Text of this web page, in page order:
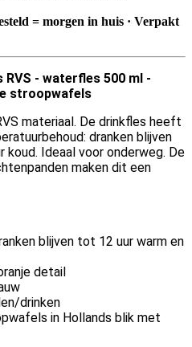
= morgen in huis · Verpakt
RVS - waterfles 500 ml -
stroopwafels
materiaal. De drinkfles heeft
dranken blijven
Ideaal voor onderweg. De
maken dit een
blijven tot 12 uur warm en
detail
drinken
in Hollands blik met